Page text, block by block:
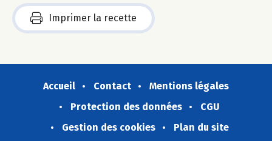
Imprimer la recette
Accueil Contact
Mentions légales
Protection des données
CGU
Gestion des cookies
Plan du site